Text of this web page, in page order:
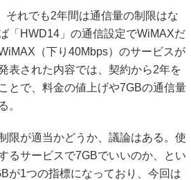
れでも2年間は通信量の制限はな
「HWD14」の通信設定でWiMAXだ
（下り40Mbps）のサービスが
表された内容では、契約から2年を
とで、料金の値上げや7GBの通信量
。
限が適当かどうか、議論はある。使
るサービスで7GBでいいのか、とい
が1つの指標になっており、今回は